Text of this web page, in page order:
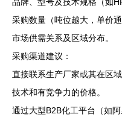
采购数量（吨位越大，单价通
市场供需关系及区域分布。
采购渠道建议：
直接联系生产厂家或其在区
技术和有竞争力的价格。
通过大型B2B化工平台（如